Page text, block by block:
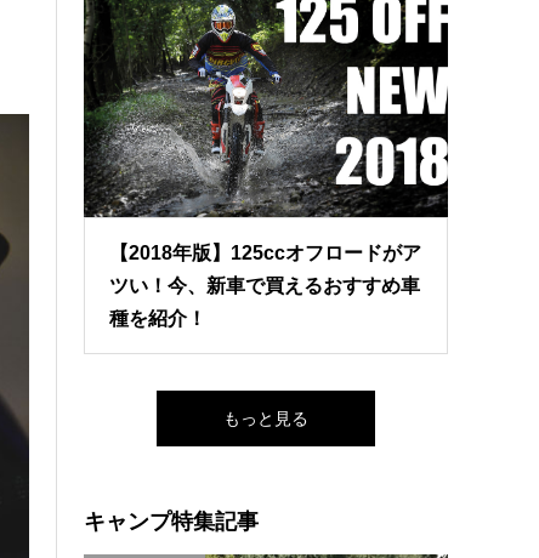
【2018年版】125ccオフロードがア
ツい！今、新車で買えるおすすめ車
種を紹介！
もっと見る
キャンプ特集記事